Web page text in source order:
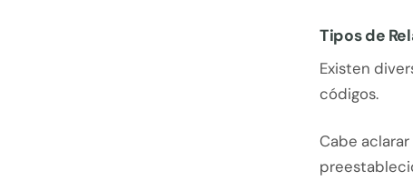
Tipos de
Existen
códigos.
Cabe